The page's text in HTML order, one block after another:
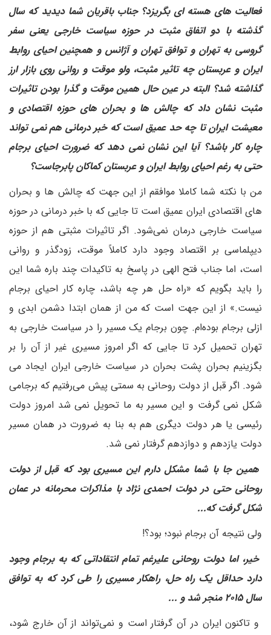
فعالیت های هسته ای بگریزد؟ جناب باقریان شما دیدید که سال
گذشته با دو اتفاق مثبت در حوزه سیاست خارجی یعنی سفر
گروسی به تهران و توافق تهران و آژانس و همچنین احیای روابط
ایران و عربستان چه تاثیر مثبت، ولو موقت و روانی روی بازار ارز
گذاشته شد؟ البته در عین حال همین موقت و گذرا بودن تاثیرات
مثبت نشان داد که چالش ها و بحران های حوزه اقتصادی و
معیشت ایران تا چه حد عمیق است که خبر درمانی هم نمی تواند
چاره کار باشد؟ آیا این نشان نمی دهد که ضرورت احیای برجام
حتی به رغم احیای روابط ایران و عربستان کماکان پابرجاست؟
من با نکته شما کاملا موافقم از این جهت که چالش ها و بحران
های اقتصادی ایران عمیق است تا جایی که با خبر درمانی در حوزه
سیاست خارجی درمان نمی‌شود. اگر تاثیرات مثبتی هم از حوزه
دیپلماسی بر اقتصاد وجود دارد کاملاً موقت، زودگذر و روانی
است، اما جناب فتح الهی در پاسخ به تاکیدات چند باره شما این
را باید بگویم که «راه حل هر چه باشد، چاره کار احیای برجام
نیست.» از این جهت است که من از همان ابتدا دشمن ابدی و
ازلی برجام بوده‌ام. چون برجام یک مسیر را در سیاست خارجی به
تهران تحمیل کرد تا جایی که اگر امروز مسیری غیر از آن را بر
بگزینیم بحران پشت بحران در سیاست خارجی ایران ایجاد می
شود. اگر قبل از دولت روحانی به سمتی پیش می‌رفتیم که برجامی
شکل نمی گرفت و این مسیر به ما تحویل نمی شد امروز دولت
رئیسی یا هر دولت دیگری هم به بنا به ضرورت در همان مسیر
دولت یازدهم و دوازدهم گرفتار نمی شد.
همین جا با شما مشکل دارم این مسیری بود که قبل از دولت
روحانی حتی در دولت احمدی نژاد با مذاکرات محرمانه در عمان
شکل گرفت که...
ولی نتیجه آن برجام نبود؛ بود؟!
خیر، اما دولت روحانی علیرغم تمام انتقاداتی که به برجام وجود
دارد حداقل یک راه حل، راهکار مسیری را طی کرد که به توافق
سال ۲۰۱۵ منجر شد و ...
و تاکنون ایران در آن گرفتار است و نمی‌تواند از آن خارج شود،